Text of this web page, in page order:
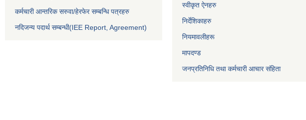
कर्मचारी आन्तरिक सरुवा/हेरफेर सम्बन्धि पत्रहरु
नदिजन्य पदार्थ सम्बन्धी(IEE Report, Agreement)​
स्वीकृत ऐनहरु
निर्देशिकाहरु
नियमावलीहरू
मापदण्ड
जनप्रतिनिधि तथा कर्मचारी आचार संहिता